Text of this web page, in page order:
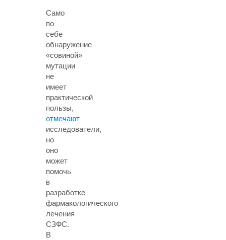
Само
по
себе
обнаружение
«совиной»
мутации
не
имеет
практической
пользы,
отмечают
исследователи,
но
оно
может
помочь
в
разработке
фармакологического
лечения
СЗФС.
В